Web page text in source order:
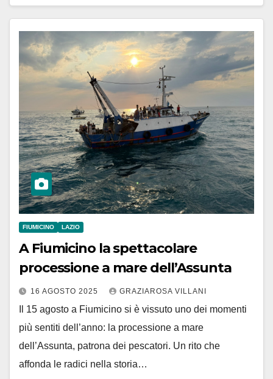
FIUMICINO LAZIO
A Fiumicino la spettacolare
processione a mare dell’Assunta
16 AGOSTO 2025 GRAZIAROSA VILLANI
Il 15 agosto a Fiumicino si è vissuto uno dei momenti
più sentiti dell’anno: la processione a mare
dell’Assunta, patrona dei pescatori. Un rito che
affonda le radici nella storia…